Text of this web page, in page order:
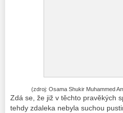
(zdroj: Osama Shukir Muhammed
Zdá se, že již v těchto pravěkých
tehdy zdaleka nebyla suchou